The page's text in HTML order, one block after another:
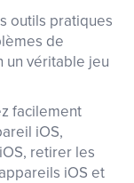
outils pratiques
de
un véritable jeu
facilement
iOS,
retirer les
iOS et